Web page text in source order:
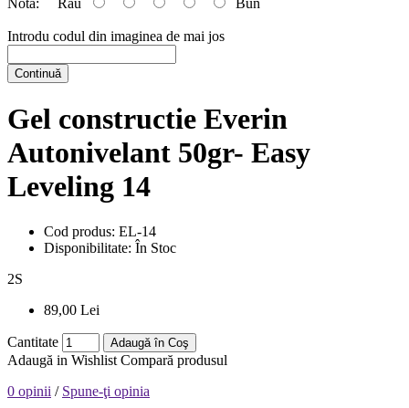
Introdu codul din imaginea de mai jos
Continuă
Gel constructie Everin
Autonivelant 50gr- Easy
Leveling 14
Cod produs: EL-14
Disponibilitate: În Stoc
2S
89,00 Lei
Cantitate Adaugă în Coş
Adaugă in Wishlist Compară produsul
0 opinii / Spune-ţi opinia